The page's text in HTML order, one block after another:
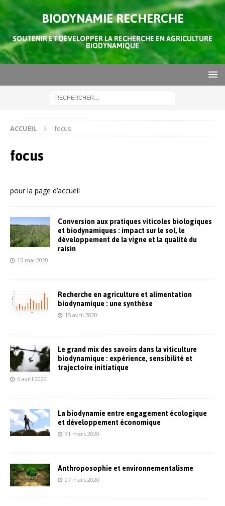
BIODYNAMIE RECHERCHE
SOUTENIR ET DÉVELOPPER LA RECHERCHE EN AGRICULTURE
BIODYNAMIQUE
ACCUEIL focus
focus
pour la page d’accueil
Conversion aux pratiques viticoles biologiques
et biodynamiques : impact sur le sol, le
développement de la vigne et la qualité du
raisin
15 mai 2020
Recherche en agriculture et alimentation
biodynamique : une synthèse
15 avril 2020
Le grand mix des savoirs dans la viticulture
biodynamique : expérience, sensibilité et
trajectoire initiatique
6 avril 2020
La biodynamie entre engagement écologique
et développement économique
31 mars 2020
Anthroposophie et environnementalisme
27 mars 2020